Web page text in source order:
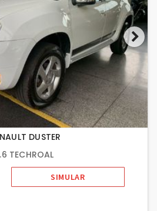
DUSTER
TECHROAL
SIMULAR